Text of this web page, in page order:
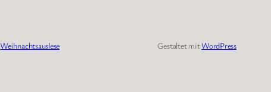
Weihnachtsauslese Gestaltet mitWordPress